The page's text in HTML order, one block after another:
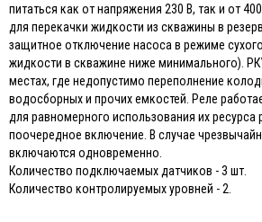
питаться как от напряжения 230 В, так и от
для перекачки жидкости из скважины в
защитное отключение насоса в режиме
жидкости в скважине ниже минимального).
местах, где недопустимо переполнение
водосборных и прочих емкостей. Реле
для равномерного использования их ресурса
поочередное включение. В случае
включаются одновременно.
Количество подключаемых датчиков - 3 шт.
Количество контролируемых уровней - 2.